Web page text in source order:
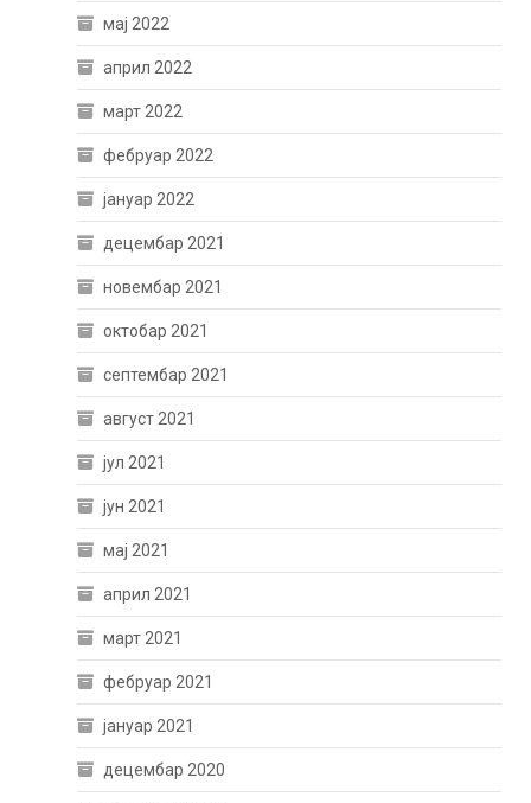
мај 2022
април 2022
март 2022
фебруар 2022
јануар 2022
децембар 2021
новембар 2021
октобар 2021
септембар 2021
август 2021
јул 2021
јун 2021
мај 2021
април 2021
март 2021
фебруар 2021
јануар 2021
децембар 2020